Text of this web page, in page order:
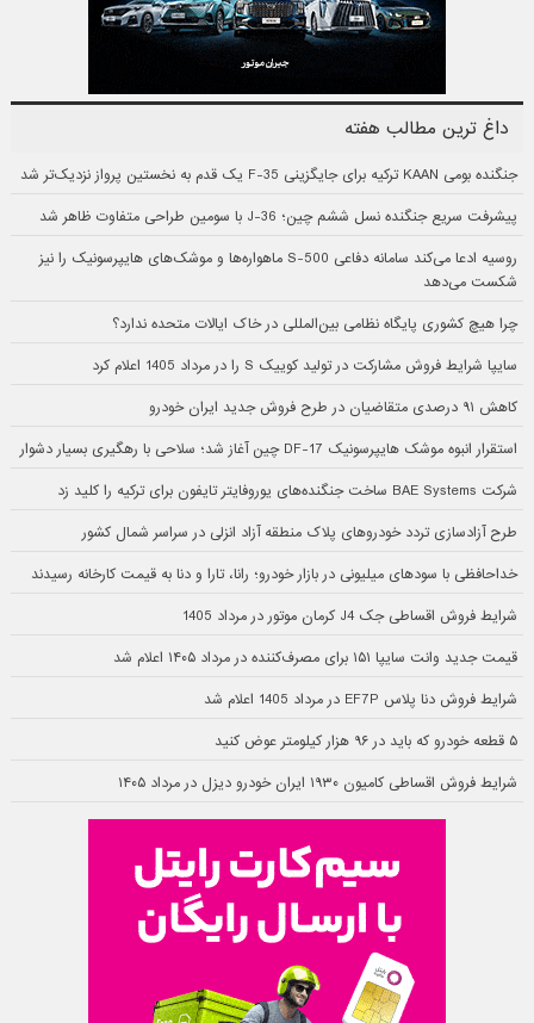
داغ ترین مطالب هفته
جنگنده بومی KAAN ترکیه برای جایگزینی F-35 یک قدم به نخستین پرواز نزدیک‌تر شد
پیشرفت سریع جنگنده نسل ششم چین؛ J-36 با سومین طراحی متفاوت ظاهر شد
روسیه ادعا می‌کند سامانه دفاعی S-500 ماهواره‌ها و موشک‌های هایپرسونیک را نیز
شکست می‌دهد
چرا هیچ کشوری پایگاه نظامی بین‌المللی در خاک ایالات متحده ندارد؟
سایپا شرایط فروش مشارکت در تولید کوییک S را در مرداد 1405 اعلام کرد
کاهش ۹۱ درصدی متقاضیان در طرح فروش جدید ایران خودرو
استقرار انبوه موشک هایپرسونیک DF-17 چین آغاز شد؛ سلاحی با رهگیری بسیار دشوار
شرکت BAE Systems ساخت جنگنده‌های یوروفایتر تایفون برای ترکیه را کلید زد
طرح آزادسازی تردد خودروهای پلاک منطقه آزاد انزلی در سراسر شمال کشور
خداحافظی با سودهای میلیونی در بازار خودرو؛ رانا، تارا و دنا به قیمت کارخانه رسیدند
شرایط فروش اقساطی جک J4 کرمان موتور در مرداد 1405
قیمت جدید وانت سایپا ۱۵۱ برای مصرف‌کننده در مرداد ۱۴۰۵ اعلام شد
شرایط فروش دنا پلاس EF7P در مرداد 1405 اعلام شد
۵ قطعه خودرو که باید در ۹۶ هزار کیلومتر عوض کنید
شرایط فروش اقساطی کامیون ۱۹۳۰ ایران خودرو دیزل در مرداد ۱۴۰۵